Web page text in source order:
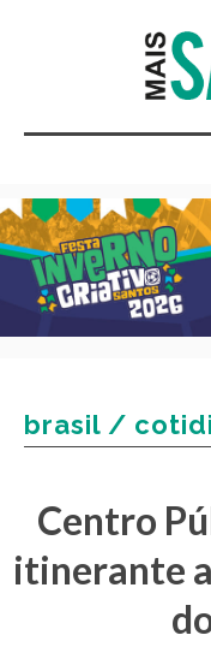
brasil /
Centro
itinerante